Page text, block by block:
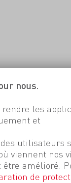
nous.
les
et
utilisateurs
viennent nos
amélioré.
de